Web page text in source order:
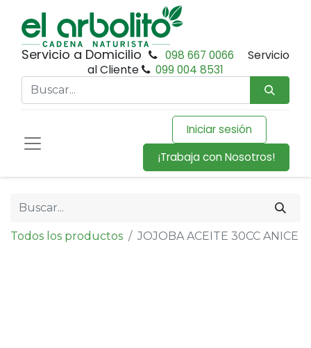
Servicio a Domicilio 098 667 0066
Servicio
al Cliente
099 004 8531
Iniciar sesión
¡Trabaja con Nosotros!
Todos los productos JOJOBA ACEITE 30CC ANICE